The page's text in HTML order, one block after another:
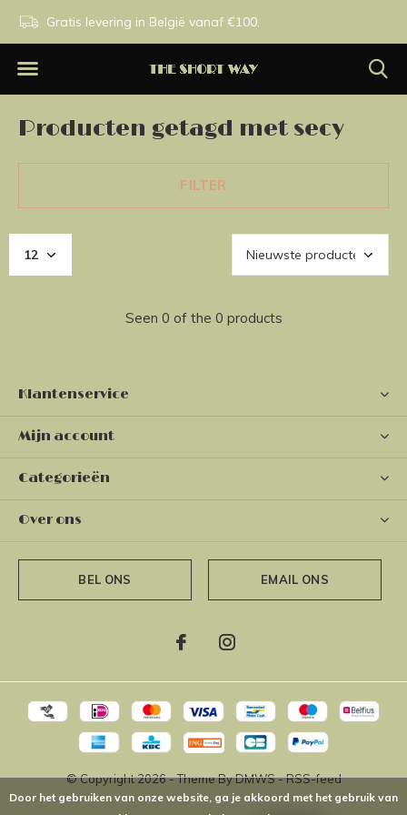
Gratis levering in België vanaf €100.
Producten getagd met secy
FILTER
Seen 0 of the 0 products
Klantenservice
Mijn account
Categorieën
Over ons
BEL ONS EMAIL ONS
© Copyright2026- Theme ByDMWS-RSS-feed
Door het gebruiken van onze website, ga je akkoord met het gebruik van